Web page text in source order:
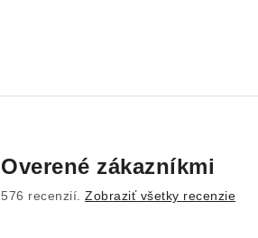
Overené zákazníkmi
576 recenzií. Zobraziť všetky recenzie